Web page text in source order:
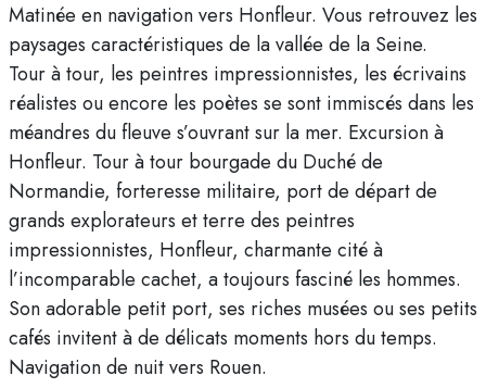
Matinée en navigation vers Honfleur. Vous retrouvez les
paysages caractéristiques de la vallée de la Seine.
Tour à tour, les peintres impressionnistes, les écrivains
réalistes ou encore les poètes se sont immiscés dans les
méandres du fleuve s’ouvrant sur la mer. Excursion à
Honfleur. Tour à tour bourgade du Duché de
Normandie, forteresse militaire, port de départ de
grands explorateurs et terre des peintres
impressionnistes, Honfleur, charmante cité à
l’incomparable cachet, a toujours fasciné les hommes.
Son adorable petit port, ses riches musées ou ses petits
cafés invitent à de délicats moments hors du temps.
Navigation de nuit vers Rouen.